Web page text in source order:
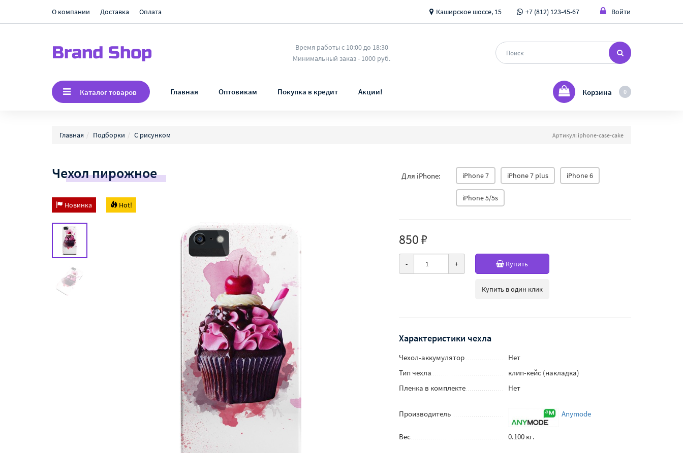
О компании Доставка Оплата Каширское шоссе, 15 +7 (812) 123-45-67 Войти
Brand Shop
Время работы с 10:00 до 18:30
Минимальный заказ - 1000 руб.
Каталог товаров Главная Оптовикам Покупка в кредит Акции! 0
Корзина
Главная Подборки С рисунком Артикул: iphone-case-cake
Чехол пирожное
Новинка Hot!
Для iPhone: iPhone 7 iPhone 7 plus iPhone 6
iPhone 5/5s
850 ₽
- + Купить
Купить в один клик
Характеристики чехла
Чехол-аккумулятор
Нет
Тип чехла
клип-кейс (накладка)
Пленка в комплекте
Нет
Производитель Anymode
Вес 0.100 кг.